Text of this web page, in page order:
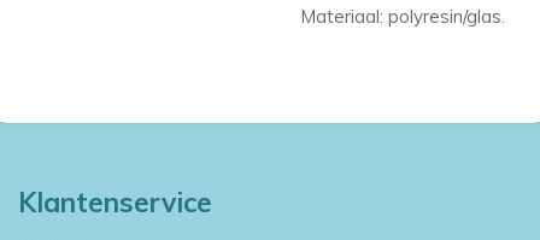
Materiaal: polyresin/glas.
Klantenservice